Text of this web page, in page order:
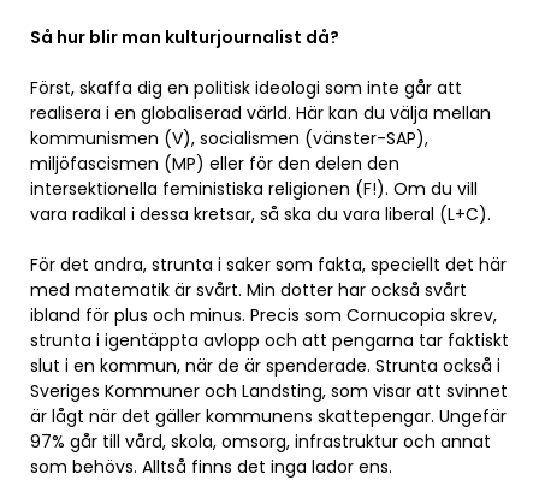
Så hur blir man kulturjournalist då?
Först, skaffa dig en politisk ideologi som inte går att
realisera i en globaliserad värld. Här kan du välja mellan
kommunismen (V), socialismen (vänster-SAP),
miljöfascismen (MP) eller för den delen den
intersektionella feministiska religionen (F!). Om du vill
vara radikal i dessa kretsar, så ska du vara liberal (L+C).
För det andra, strunta i saker som fakta, speciellt det här
med matematik är svårt. Min dotter har också svårt
ibland för plus och minus. Precis som Cornucopia skrev,
strunta i igentäppta avlopp och att pengarna tar faktiskt
slut i en kommun, när de är spenderade. Strunta också i
Sveriges Kommuner och Landsting, som visar att svinnet
är lågt när det gäller kommunens skattepengar. Ungefär
97% går till vård, skola, omsorg, infrastruktur och annat
som behövs. Alltså finns det inga lador ens.